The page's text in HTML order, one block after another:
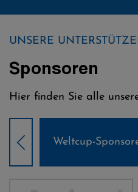
UNSERE
Sponsoren
Hier finden Sie alle
Weltcup-